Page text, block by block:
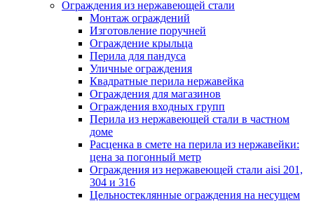
Ограждения из нержавеющей стали
Монтаж ограждений
Изготовление поручней
Ограждение крыльца
Перила для пандуса
Уличные ограждения
Квадратные перила нержавейка
Ограждения для магазинов
Ограждения входных групп
Перила из нержавеющей стали в частном
доме
Расценка в смете на перила из нержавейки:
цена за погонный метр
Ограждения из нержавеющей стали aisi 201,
304 и 316
Цельностеклянные ограждения на несущем